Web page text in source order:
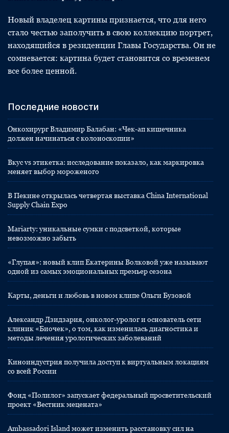
Новый владелец картины признается, что для него
стало честью заполучить в свою коллекцию портрет,
находящийся в резиденции Главы Государства. Он не
сомневается: картина будет становится со временем
все более ценной.
Последние новости
Онкохирург Владимир Балабан: «Чек-ап кишечника
должен начинаться с колоноскопии»
Вкус vs этикетка: исследование показало, как маркировка
меняет выбор мороженого
В Пекине открылась четвертая выставка China International
Supply Chain Expo
Mariarty: уникальные сумки с подсветкой, которые
невозможно забыть
«Глупая»: новый клип Екатерины Волковой уже называют
одной из самых эмоциональных премьер сезона
Карты, деньги и любовь в новом клипе Ольги Бузовой
Александр Дзидзария, онколог-уролог и основатель сети
клиник «Биочек», о том, как изменилась диагностика и
методы лечения урологических заболеваний
Киноиндустрия получила доступ к виртуальным локациям
со всей России
Фонд «Полилог» запускает федеральный просветительский
проект «Вестник мецената»
Ambassadori Island может изменить расстановку сил на